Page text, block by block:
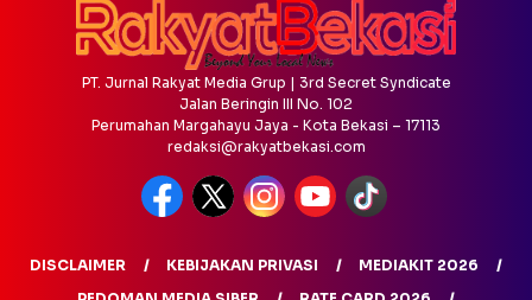
PT. Jurnal Rakyat Media Grup | 3rd Secret Syndicate
Jalan Beringin III No. 102
Perumahan Margahayu Jaya - Kota Bekasi – 17113
redaksi@rakyatbekasi.com
DISCLAIMER KEBIJAKAN PRIVASI
MEDIAKIT 2026